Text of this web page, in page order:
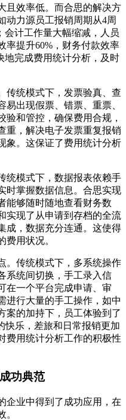
且效率低。而合思的解决方
动力源员工报销周期从4周
会计工作量大幅缩减，人员
率提升60%，财务付款效率
地完成费用统计分析，及时
传统模式下，发票验真、查
出现假票、错票、重票、
验和管控，确保费用合规，
重，解决电子发票重复报销
象。这保证了费用统计分析
统模式下，数据报表依赖手
时掌握数据信息。合思实现
能够随时随地查看财务数
实现了从申请到存档的全流
成，数据充分连通。这使得
费用状况。
。传统模式下，多系统操作
系统间切换，手工录入信
在一个平台完成申请、审
进行大量的手工操作，如中
案的加持下，员工体验到了
快乐，差旅和日常报销更加
费用统计分析工作的积极性
功典范
企业中得到了成功应用，在
。